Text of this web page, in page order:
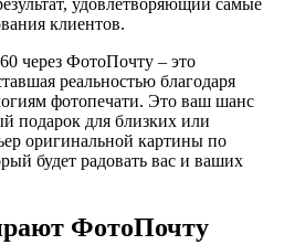
удовлетворяющий самые
клиентов.
через ФотоПочту – это
реальностью благодаря
фотопечати. Это ваш шанс
подарок для близких или
оригинальной картины по
будет радовать вас и ваших
ФотоПочту